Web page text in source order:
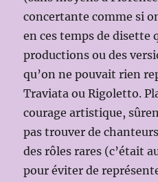
concertante comme si
en ces temps de disette
productions ou des
qu’on ne pouvait rien
Traviata ou Rigoletto.
courage artistique,
pas trouver de
des rôles rares (c’était
pour éviter de